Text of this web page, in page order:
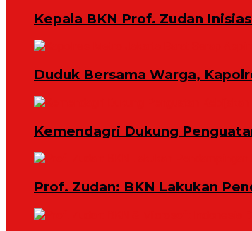
Kepala BKN Prof. Zudan
Duduk Bersama Warga,
Kemendagri Dukung
Prof. Zudan: BKN Lakukan